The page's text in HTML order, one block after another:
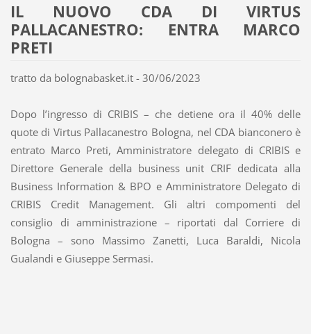
IL NUOVO CDA DI VIRTUS
PALLACANESTRO: ENTRA MARCO
PRETI
tratto da bolognabasket.it - 30/06/2023
Dopo l’ingresso di CRIBIS – che detiene ora il 40% delle
quote di Virtus Pallacanestro Bologna, nel CDA bianconero è
entrato Marco Preti, Amministratore delegato di CRIBIS e
Direttore Generale della business unit CRIF dedicata alla
Business Information & BPO e Amministratore Delegato di
CRIBIS Credit Management. Gli altri compomenti del
consiglio di amministrazione – riportati dal Corriere di
Bologna – sono Massimo Zanetti, Luca Baraldi, Nicola
Gualandi e Giuseppe Sermasi.